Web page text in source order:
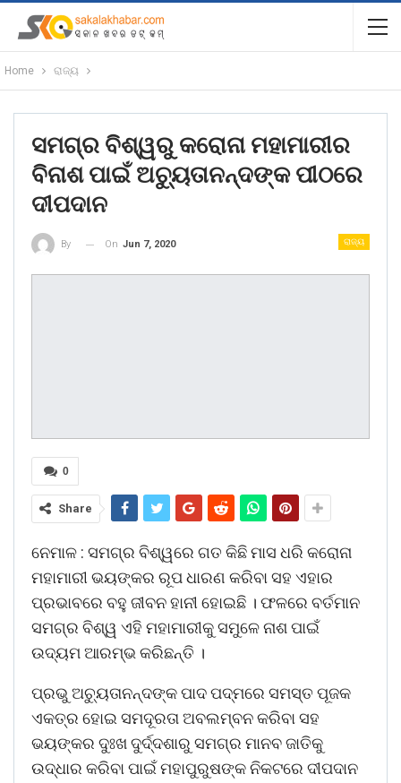
Home ରାଜ୍ୟ
ସମଗ୍ର ବିଶ୍ୱରୁ କରୋନା ମହାମାରୀର
ବିନାଶ ପାଇଁ ଅଚୁ୍ୟତାନନ୍ଦଙ୍କ ପୀଠରେ
ଦୀପଦାନ
ରାଜ୍ୟ
By On Jun 7, 2020
0
Share
ନେମାଳ : ସମଗ୍ର ବିଶ୍ୱରେ ଗତ କିଛି ମାସ ଧରି କରୋନା
ମହାମାରୀ ଭୟଙ୍କର ରୂପ ଧାରଣ କରିବା ସହ ଏହାର
ପ୍ରଭାବରେ ବହୁ ଜୀବନ ହାନୀ ହୋଇଛି । ଫଳରେ ବର୍ତମାନ
ସମଗ୍ର ବିଶ୍ୱ ଏହି ମହାମାରୀକୁ ସମୁଳେ ନାଶ ପାଇଁ
ଉଦ୍ୟମ ଆରମ୍ଭ କରିଛନ୍ତି ।
ପ୍ରଭୁ ଅଚୁ୍ୟତାନନ୍ଦଙ୍କ ପାଦ ପଦ୍ମରେ ସମସ୍ତ ପୂଜକ
ଏକତ୍ର ହୋଇ ସମଦୂରତା ଅବଲମ୍ବନ କରିବା ସହ
ଭୟଙ୍କର ଦୁଃଖ ଦୁର୍ଦ୍ଦଶାରୁ ସମଗ୍ର ମାନବ ଜାତିକୁ
ଉଦ୍ଧାର କରିବା ପାଇଁ ମହାପୁରୁଷଙ୍କ ନିକଟରେ ଦୀପଦାନ